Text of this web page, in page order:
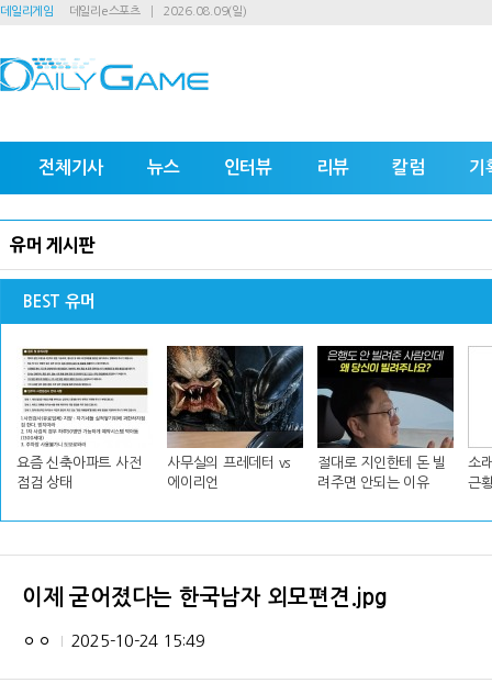
데일리게임 데일리e스포츠 2026.08.09(일)
전체기사 뉴스 인터뷰 리뷰 칼럼 기
유머 게시판
BEST 유머
요즘 신축아파트 사전
점검 상태
사무실의 프레데터 vs
에이리언
절대로 지인한테 돈 빌
려주면 안되는 이유
소
근
이제 굳어졌다는 한국남자 외모편견.jpg
ㅇㅇ 2025-10-24 15:49